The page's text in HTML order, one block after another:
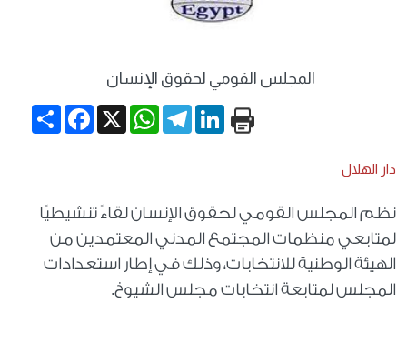
المجلس القومي لحقوق الإنسان
Share
Facebook X
WhatsApp
TelegramLinkedIn
دار الهلال
نظم المجلس القومي لحقوق الإنسان لقاءً تنشيطيًا
لمتابعي منظمات المجتمع المدني المعتمدين من
الهيئة الوطنية للانتخابات، وذلك في إطار استعدادات
المجلس لمتابعة انتخابات مجلس الشيوخ.